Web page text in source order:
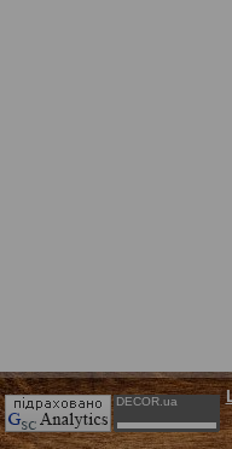
DECOR.ua